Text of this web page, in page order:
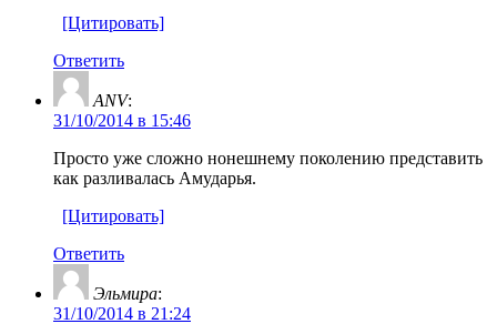
[Цитировать]
Ответить
ANV:
31/10/2014 в 15:46
Просто уже сложно нонешнему поколению представить
как разливалась Амударья.
[Цитировать]
Ответить
Эльмира:
31/10/2014 в 21:24